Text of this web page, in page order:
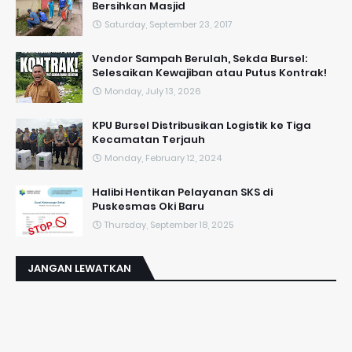
Bersihkan Masjid
Saturday, September 23, 2017
Vendor Sampah Berulah, Sekda Bursel:
Selesaikan Kewajiban atau Putus Kontrak!
Monday, July 13, 2026
KPU Bursel Distribusikan Logistik ke Tiga
Kecamatan Terjauh
Monday, February 12, 2024
Halibi Hentikan Pelayanan SKS di
Puskesmas Oki Baru
Thursday, September 18, 2025
JANGAN LEWATKAN